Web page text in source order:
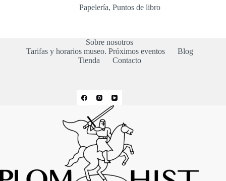
Papelería, Puntos de libro
Sobre nosotros
Tarifas y horarios museo. Próximos eventos
Blog
Tienda
Contacto